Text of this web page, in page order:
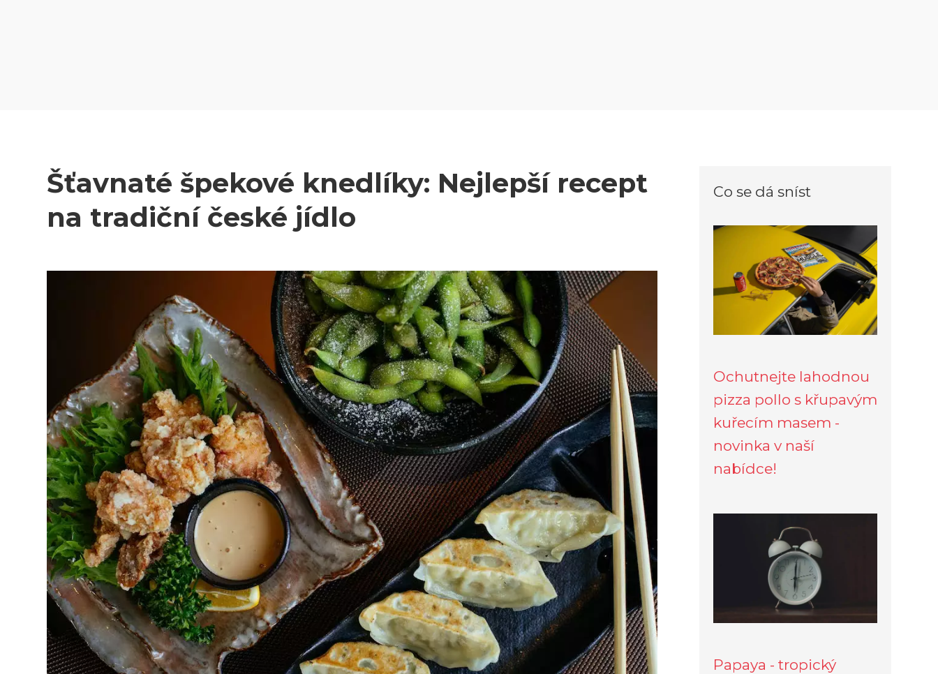
Šťavnaté špekové knedlíky: Nejlepší recept
na tradiční české jídlo
Co se dá sníst
Ochutnejte lahodnou
pizza pollo s křupavým
kuřecím masem -
novinka v naší
nabídce!
Papaya - tropický